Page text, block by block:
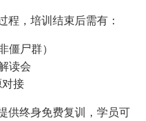
程，培训结束后需有：
僵尸群）
读会
接
供终身免费复训，学员可